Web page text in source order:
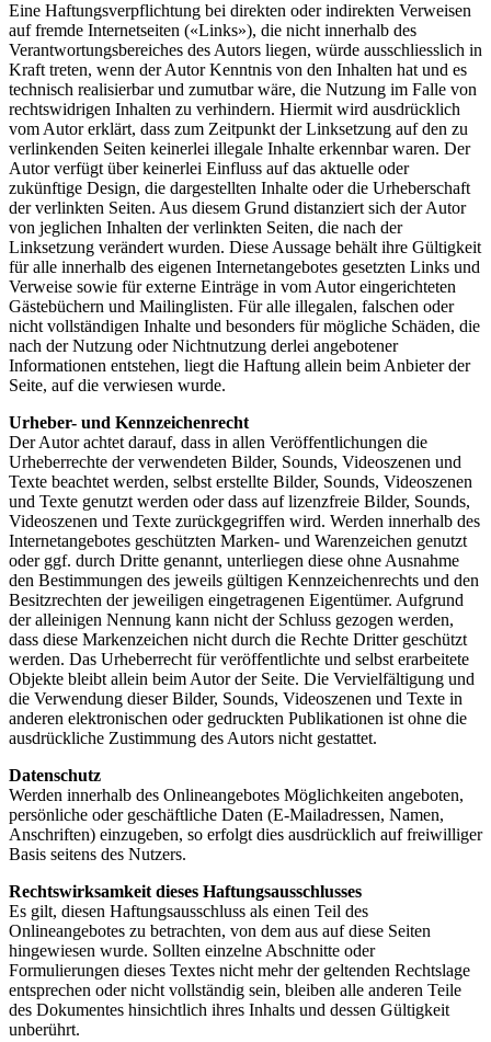
Eine Haftungsverpflichtung bei direkten oder indirekten Verweisen
auf fremde Internetseiten («Links»), die nicht innerhalb des
Verantwortungsbereiches des Autors liegen, würde ausschliesslich in
Kraft treten, wenn der Autor Kenntnis von den Inhalten hat und es
technisch realisierbar und zumutbar wäre, die Nutzung im Falle von
rechtswidrigen Inhalten zu verhindern. Hiermit wird ausdrücklich
vom Autor erklärt, dass zum Zeitpunkt der Linksetzung auf den zu
verlinkenden Seiten keinerlei illegale Inhalte erkennbar waren. Der
Autor verfügt über keinerlei Einfluss auf das aktuelle oder
zukünftige Design, die dargestellten Inhalte oder die Urheberschaft
der verlinkten Seiten. Aus diesem Grund distanziert sich der Autor
von jeglichen Inhalten der verlinkten Seiten, die nach der
Linksetzung verändert wurden. Diese Aussage behält ihre Gültigkeit
für alle innerhalb des eigenen Internetangebotes gesetzten Links und
Verweise sowie für externe Einträge in vom Autor eingerichteten
Gästebüchern und Mailinglisten. Für alle illegalen, falschen oder
nicht vollständigen Inhalte und besonders für mögliche Schäden, die
nach der Nutzung oder Nichtnutzung derlei angebotener
Informationen entstehen, liegt die Haftung allein beim Anbieter der
Seite, auf die verwiesen wurde.
Urheber- und Kennzeichenrecht
Der Autor achtet darauf, dass in allen Veröffentlichungen die
Urheberrechte der verwendeten Bilder, Sounds, Videoszenen und
Texte beachtet werden, selbst erstellte Bilder, Sounds, Videoszenen
und Texte genutzt werden oder dass auf lizenzfreie Bilder, Sounds,
Videoszenen und Texte zurückgegriffen wird. Werden innerhalb des
Internetangebotes geschützten Marken- und Warenzeichen genutzt
oder ggf. durch Dritte genannt, unterliegen diese ohne Ausnahme
den Bestimmungen des jeweils gültigen Kennzeichenrechts und den
Besitzrechten der jeweiligen eingetragenen Eigentümer. Aufgrund
der alleinigen Nennung kann nicht der Schluss gezogen werden,
dass diese Markenzeichen nicht durch die Rechte Dritter geschützt
werden. Das Urheberrecht für veröffentlichte und selbst erarbeitete
Objekte bleibt allein beim Autor der Seite. Die Vervielfältigung und
die Verwendung dieser Bilder, Sounds, Videoszenen und Texte in
anderen elektronischen oder gedruckten Publikationen ist ohne die
ausdrückliche Zustimmung des Autors nicht gestattet.
Datenschutz
Werden innerhalb des Onlineangebotes Möglichkeiten angeboten,
persönliche oder geschäftliche Daten (E-Mailadressen, Namen,
Anschriften) einzugeben, so erfolgt dies ausdrücklich auf freiwilliger
Basis seitens des Nutzers.
Rechtswirksamkeit dieses Haftungsausschlusses
Es gilt, diesen Haftungsausschluss als einen Teil des
Onlineangebotes zu betrachten, von dem aus auf diese Seiten
hingewiesen wurde. Sollten einzelne Abschnitte oder
Formulierungen dieses Textes nicht mehr der geltenden Rechtslage
entsprechen oder nicht vollständig sein, bleiben alle anderen Teile
des Dokumentes hinsichtlich ihres Inhalts und dessen Gültigkeit
unberührt.